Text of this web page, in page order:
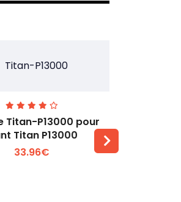
Voir plus +
Titan-P13000 pour
Titan P13000
33.96€